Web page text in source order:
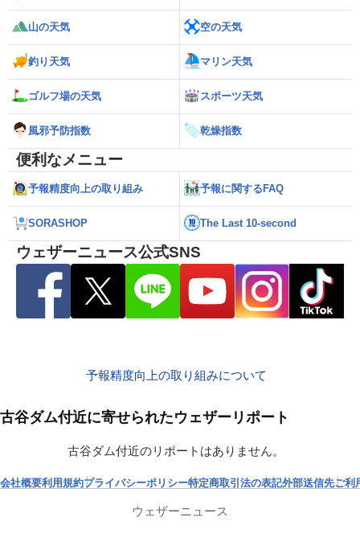
山の天気 空の天気
釣り天気 マリン天気
ゴルフ場の天気 スポーツ天気
風邪予防指数 乾燥指数
便利なメニュー
予報精度向上の取り組み 予報に関するFAQ
SORASHOP The Last 10-second
ウェザーニュース公式SNS
予報精度向上の取り組みについて
古谷ダム付近に寄せられたウェザーリポート
古谷ダム付近のリポートはありません。
会社概要利用規約プライバシーポリシー特定商取引法の表記外部送信先ご利
ウェザーニュース